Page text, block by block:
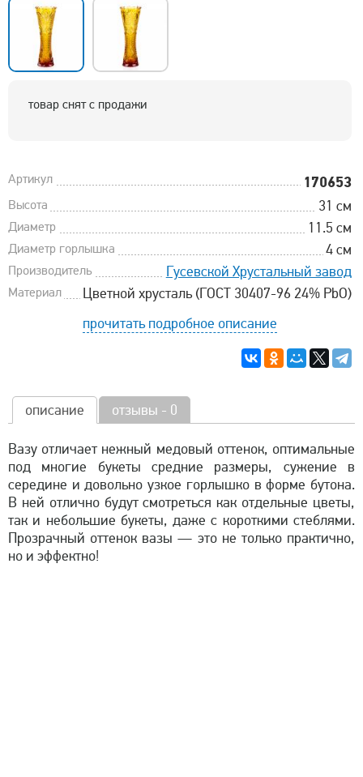
товар снят с продажи
Артикул 170653
Высота 31 см
Диаметр 11.5 см
Диаметр горлышка 4 см
Производитель Гусевской Хрустальный завод
Материал
Цветной хрусталь (ГОСТ 30407-96 24% PbO)
прочитать подробное описание
описание отзывы - 0
Вазу отличает нежный медовый оттенок, оптимальные
под многие букеты средние размеры, сужение в
середине и довольно узкое горлышко в форме бутона.
В ней отлично будут смотреться как отдельные цветы,
так и небольшие букеты, даже с короткими стеблями.
Прозрачный оттенок вазы — это не только практично,
но и эффектно!